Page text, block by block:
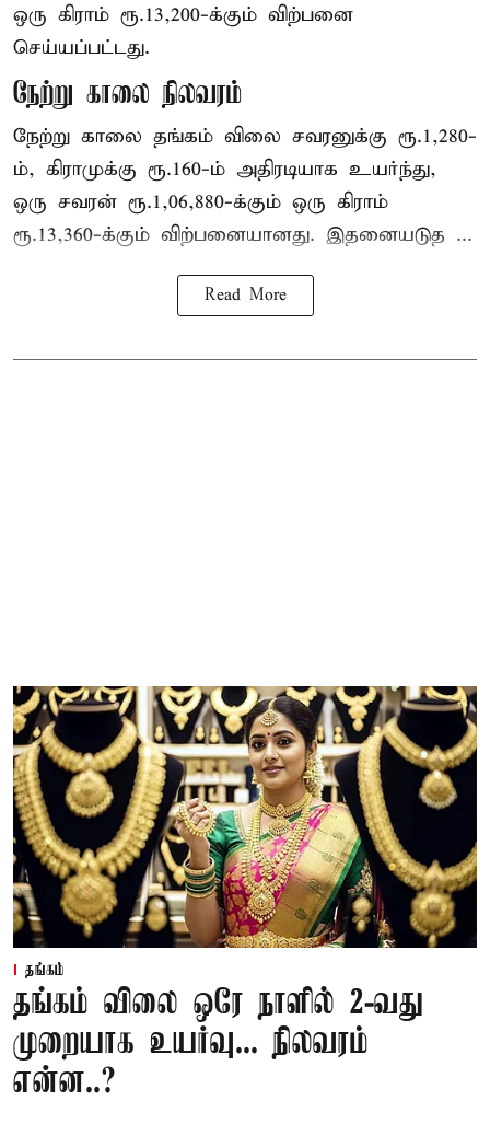
ஒரு கிராம் ரூ.13,200-க்கும் விற்பனை
செய்யப்பட்டது.
நேற்று காலை நிலவரம்
நேற்று காலை தங்கம் விலை சவரனுக்கு ரூ.1,280-
ம், கிராமுக்கு ரூ.160-ம் அதிரடியாக உயர்ந்து,
ஒரு சவரன் ரூ.1,06,880-க்கும் ஒரு கிராம்
ரூ.13,360-க்கும் விற்பனையானது. இதனையடுத ...
Read More
தங்கம்
தங்கம் விலை ஒரே நாளில் 2-வது
முறையாக உயர்வு... நிலவரம்
என்ன..?